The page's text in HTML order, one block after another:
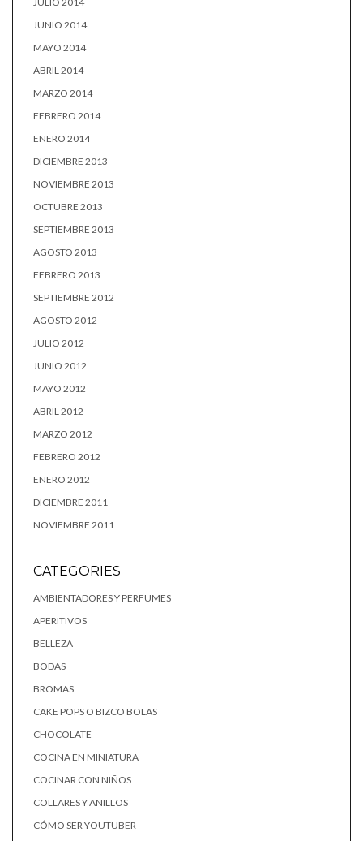
JUNIO 2014
MAYO 2014
ABRIL 2014
MARZO 2014
FEBRERO 2014
ENERO 2014
DICIEMBRE 2013
NOVIEMBRE 2013
OCTUBRE 2013
SEPTIEMBRE 2013
AGOSTO 2013
FEBRERO 2013
SEPTIEMBRE 2012
AGOSTO 2012
JULIO 2012
JUNIO 2012
MAYO 2012
ABRIL 2012
MARZO 2012
FEBRERO 2012
ENERO 2012
DICIEMBRE 2011
NOVIEMBRE 2011
CATEGORIES
AMBIENTADORES Y PERFUMES
APERITIVOS
BELLEZA
BODAS
BROMAS
CAKE POPS O BIZCO BOLAS
CHOCOLATE
COCINA EN MINIATURA
COCINAR CON NIÑOS
COLLARES Y ANILLOS
CÓMO SER YOUTUBER